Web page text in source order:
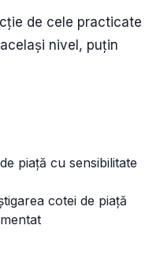
de cele practicate
nivel, puțin
piață cu sensibilitate
cotei de piață